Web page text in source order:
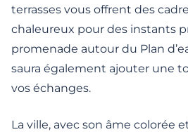
terrasses vous offrent des
chaleureux pour des instants
promenade autour du Plan
saura également ajouter une
vos échanges.
La ville, avec son âme colorée